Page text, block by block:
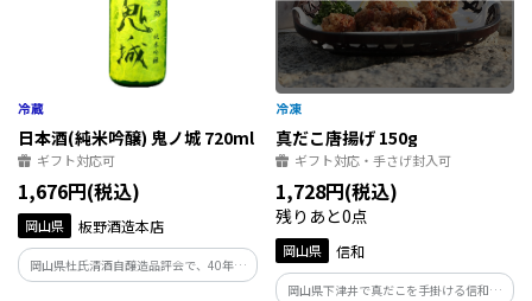
日本酒(純米吟醸) 鬼ノ城 720ml
ギフト対応可
1,676円(税込)
岡山県 板野酒造本店
岡山県杜氏清酒自醸造品評会で、40年連
続優等賞受賞の功績が認められ、岡山県
真だこ唐揚げ 150g
ギフト対応・手さげ封入可
1,728円(税込)
残りあと0点
岡山県 信和
岡山県下津井で真だこを手掛ける信和が